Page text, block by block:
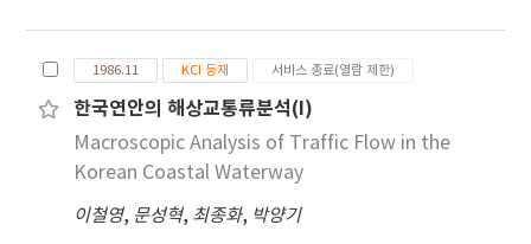
alternative method, a port competitiveness
model is suggested, which may help port
improvements.
necessary. ii ) In the case of container
cargoes, it is found that the transfer and
storage systems in BCTOC have the lowest
handling capability, with a rate of 115%,
leading to bottle-necks in the port transport
system, while the handling rate of the
storage and quay handling systems in general
piers is in excess of the inherent capability. iii)
development and high dependence on
foreign trade. This increased traffic may be a
cause of serious sea pollution as well as
greater number of sea accidents. In view of
this problem the introduction of VTMS along
on our coast is required, following careful
This paper analyzes the actual condition of
1986.11 KCI 등재 서비스 종료(열람 제한)
한국연안의 해상교통류분석(I)
Macroscopic Analysis of Traffic Flow in the
Korean Coastal Waterway
이철영, 문성혁, 최종화, 박양기